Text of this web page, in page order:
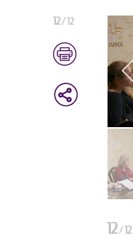
12/12
12/12